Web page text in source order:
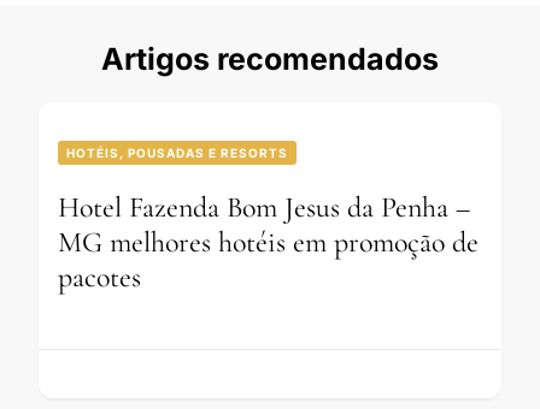
Artigos recomendados
HOTÉIS, POUSADAS E RESORTS
Hotel Fazenda Bom Jesus da Penha –
MG melhores hotéis em promoção de
pacotes